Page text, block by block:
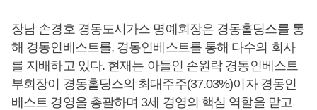
장남 손경호 경동도시가스 명예회장은 경동홀딩스를 통
해 경동인베스트를, 경동인베스트를 통해 다수의 회사
를 지배하고 있다. 현재는 아들인 손원락 경동인베스트
부회장이 경동홀딩스의 최대주주(37.03%)이자 경동인
베스트 경영을 총괄하며 3세 경영의 핵심 역할을 맡고